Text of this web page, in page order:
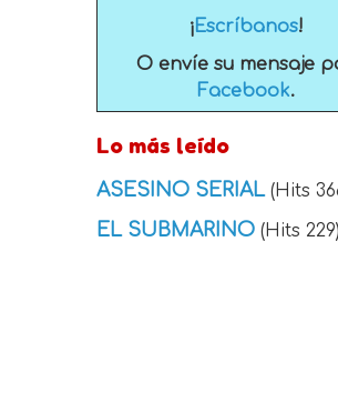
¡Escríbanos!
O envíe su mensaje
Facebook.
Lo más leído
ASESINO SERIAL (Hits
EL SUBMARINO (Hits 229)